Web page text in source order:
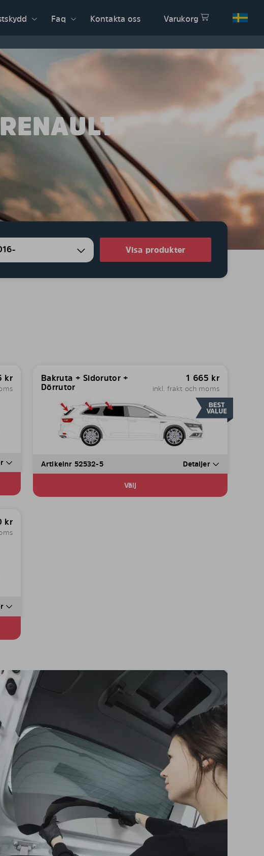
Faq Kontakta oss Varukorg
Visa produkter
kr
Bakruta + Sidorutor +
Dörrutor
1 665 kr
inkl. frakt och moms
Artikelnr 52532-5 Detaljer
Välj
kr